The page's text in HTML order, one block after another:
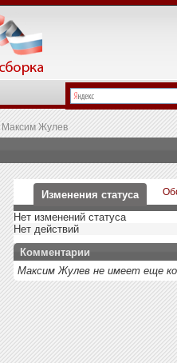
Жулев
Изменения статуса
Нет изменений статуса
Нет действий
Комментарии
Максим Жулев не имеет еще